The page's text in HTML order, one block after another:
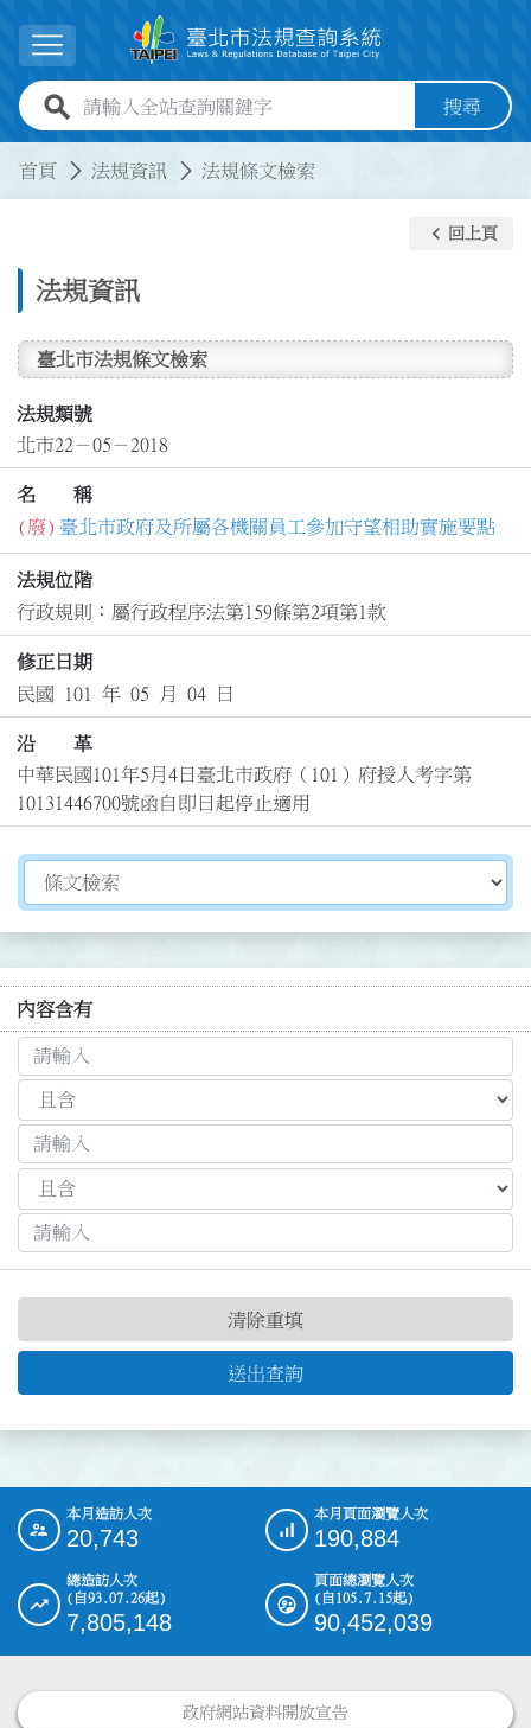
展開選單
全站查詢關鍵字欄位 搜尋
首頁 法規資訊 法規條文檢索
法規資訊
keyboard_arrow_left 回上頁
臺北市法規條文檢索
法規類號
北市22－05－2018
名 稱
(廢) 臺北市政府及所屬各機關員工參加守望相助實施要點
法規位階
行政規則：屬行政程序法第159條第2項第1款
修正日期
民國 101 年 05 月 04 日
沿 革
中華民國101年5月4日臺北市政府（101）府授人考字第
10131446700號函自即日起停止適用
切換選擇法規資訊內容
內容含有
送出查詢
清除重填
::: 本月造訪人次
20,743
本月頁面瀏覽人次
190,884
總造訪人次
(自93.07.26起)
7,805,148
頁面總瀏覽人次
(自105.7.15起)
90,452,039
政府網站資料開放宣告